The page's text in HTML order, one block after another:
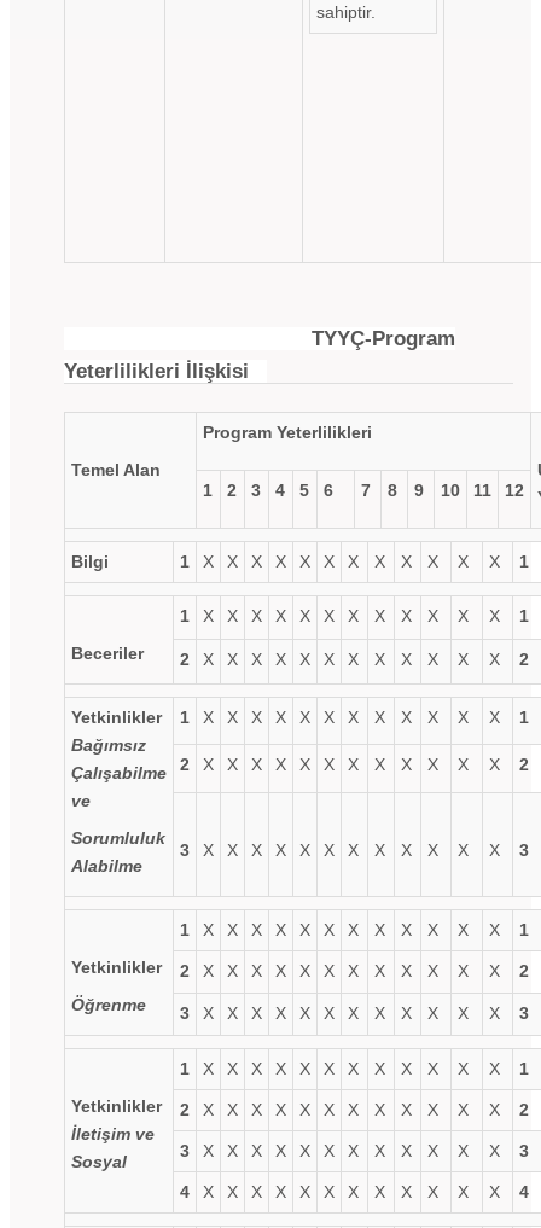
sahiptir.
TYYÇ-Program
Yeterlilikleri İlişkisi
Temel Alan
Program Yeterlilikleri
1 2 3 4 5 6 7 8 9 10 11 12
Bilgi 1 X X X X X X X X X X X X 1
Beceriler
1 X X X X X X X X X X X X 1
2 X X X X X X X X X X X X 2
Yetkinlikler
Bağımsız
Çalışabilme
ve
Sorumluluk
Alabilme
1 X X X X X X X X X X X X 1
2 X X X X X X X X X X X X 2
3 X X X X X X X X X X X X 3
Yetkinlikler
Öğrenme
1 X X X X X X X X X X X X 1
2 X X X X X X X X X X X X 2
3 X X X X X X X X X X X X 3
Yetkinlikler
İletişim ve
Sosyal
1 X X X X X X X X X X X X 1
2 X X X X X X X X X X X X 2
3 X X X X X X X X X X X X 3
4 X X X X X X X X X X X X 4